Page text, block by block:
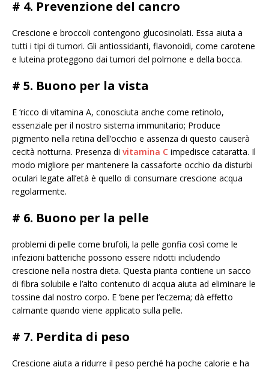
# 4. Prevenzione del cancro
Crescione e broccoli contengono glucosinolati. Essa aiuta a
tutti i tipi di tumori. Gli antiossidanti, flavonoidi, come carotene
e luteina proteggono dai tumori del polmone e della bocca.
# 5. Buono per la vista
E ‘ricco di vitamina A, conosciuta anche come retinolo,
essenziale per il nostro sistema immunitario; Produce
pigmento nella retina dell’occhio e assenza di questo causerà
cecità notturna. Presenza di vitamina C impedisce cataratta. Il
modo migliore per mantenere la cassaforte occhio da disturbi
oculari legate all’età è quello di consumare crescione acqua
regolarmente.
# 6. Buono per la pelle
problemi di pelle come brufoli, la pelle gonfia così come le
infezioni batteriche possono essere ridotti includendo
crescione nella nostra dieta. Questa pianta contiene un sacco
di fibra solubile e l’alto contenuto di acqua aiuta ad eliminare le
tossine dal nostro corpo. E ‘bene per l’eczema; dà effetto
calmante quando viene applicato sulla pelle.
# 7. Perdita di peso
Crescione aiuta a ridurre il peso perché ha poche calorie e ha